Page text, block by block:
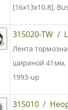
[16x13x10,8],
315020-TW /
Лента
шириной 41мм,
1993-up
315010 /